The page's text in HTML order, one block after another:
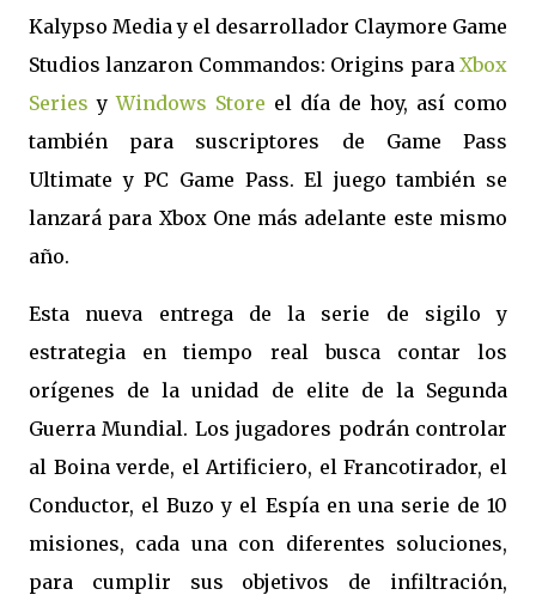
Kalypso Media y el desarrollador Claymore Game
Studios lanzaron Commandos: Origins para Xbox
Series yWindows Store el día de hoy, así como
también para suscriptores de Game Pass
Ultimate y PC Game Pass. El juego también se
lanzará para Xbox One más adelante este mismo
año.
Esta nueva entrega de la serie de sigilo y
estrategia en tiempo real busca contar los
orígenes de la unidad de elite de la Segunda
Guerra Mundial. Los jugadores podrán controlar
al Boina verde, el Artificiero, el Francotirador, el
Conductor, el Buzo y el Espía en una serie de 10
misiones, cada una con diferentes soluciones,
para cumplir sus objetivos de infiltración,